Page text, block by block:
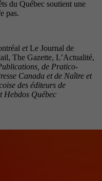
du Québec soutient une
pas.
etLe Journal de
The Gazette, L’Actualité,
de Pratico-
Canada et de Naître et
des éditeurs de
Hebdos Québec